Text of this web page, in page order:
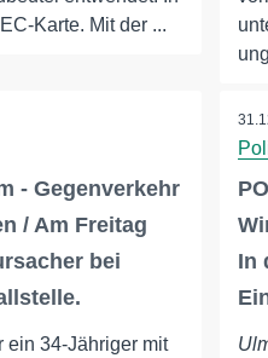
Karte. Mit der ...
- Gegenverkehr
/ Am Freitag
bei
ein 34-Jähriger mit
In